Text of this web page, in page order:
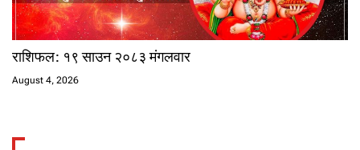
राशिफल: १९ साउन २०८३ मंगलवार
August 4, 2026